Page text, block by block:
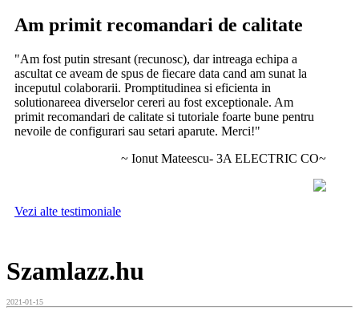
Am primit recomandari de calitate
"Am fost putin stresant (recunosc), dar intreaga echipa a
ascultat ce aveam de spus de fiecare data cand am sunat la
inceputul colaborarii. Promptitudinea si eficienta in
solutionareea diverselor cereri au fost exceptionale. Am
primit recomandari de calitate si tutoriale foarte bune pentru
nevoile de configurari sau setari aparute. Merci!"
~ Ionut Mateescu- 3A ELECTRIC CO~
Vezi alte testimoniale
Szamlazz.hu
2021-01-15